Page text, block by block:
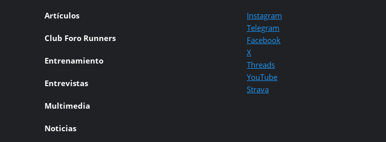
Artículos
Club Foro Runners
Entrenamiento
Entrevistas
Multimedia
Noticias
Instagram
Telegram
Facebook
X
Threads
YouTube
Strava